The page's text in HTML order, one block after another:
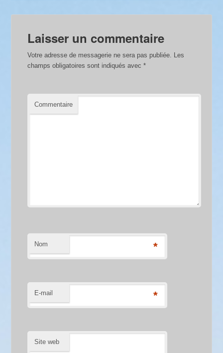
Laisser un commentaire
Votre adresse de messagerie ne sera pas publiée. Les
champs obligatoires sont indiqués avec*
Commentaire
Nom *
E-mail *
Site web